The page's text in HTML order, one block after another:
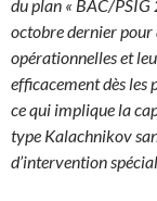
du plan « BAC/PSIG
octobre dernier pour
opérationnelles et
efficacement dès les
ce qui implique la
type Kalachnikov
d’intervention